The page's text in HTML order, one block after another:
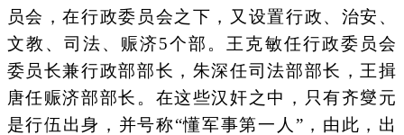
员会，在行政委员会之下，又设置行政、治安、
文教、司法、赈济5个部。王克敏任行政委员会
委员长兼行政部部长，朱深任司法部部长，王揖
唐任赈济部部长。在这些汉奸之中，只有齐燮元
是行伍出身，并号称“懂军事第一人”，由此，出